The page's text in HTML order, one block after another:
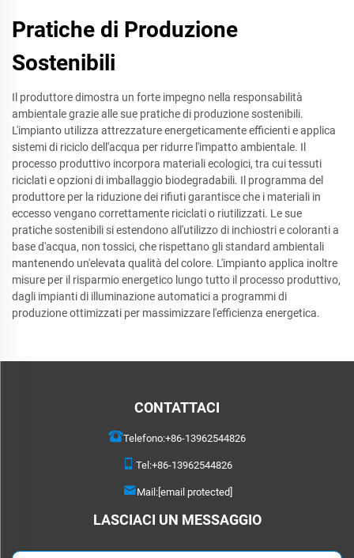
Pratiche di Produzione
Sostenibili
Il produttore dimostra un forte impegno nella responsabilità
ambientale grazie alle sue pratiche di produzione sostenibili.
L'impianto utilizza attrezzature energeticamente efficienti e applica
sistemi di riciclo dell'acqua per ridurre l'impatto ambientale. Il
processo produttivo incorpora materiali ecologici, tra cui tessuti
riciclati e opzioni di imballaggio biodegradabili. Il programma del
produttore per la riduzione dei rifiuti garantisce che i materiali in
eccesso vengano correttamente riciclati o riutilizzati. Le sue
pratiche sostenibili si estendono all'utilizzo di inchiostri e coloranti a
base d'acqua, non tossici, che rispettano gli standard ambientali
mantenendo un'elevata qualità del colore. L'impianto applica inoltre
misure per il risparmio energetico lungo tutto il processo produttivo,
dagli impianti di illuminazione automatici a programmi di
produzione ottimizzati per massimizzare l'efficienza energetica.
CONTATTACI
Telefono:+86-13962544826
Tel:+86-13962544826
Mail:[email protected]
LASCIACI UN MESSAGGIO